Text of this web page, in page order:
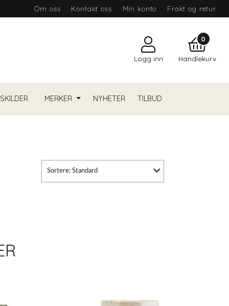
Om oss Kontakt oss Min konto Frakt og retur
Logg inn
0
Handlekurv
MERKER NYHETER TILBUD
Sortere: Standard